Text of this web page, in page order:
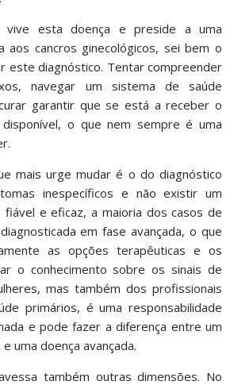
vive esta doença e preside a uma
aos cancros ginecológicos, sei bem o
este diagnóstico. Tentar compreender
navegar um sistema de saúde
garantir que se está a receber o
o que nem sempre é uma
mais urge mudar é o do diagnóstico
inespecíficos e não existir um
e eficaz, a maioria dos casos de
em fase avançada, o que
as opções terapêuticas e os
o conhecimento sobre os sinais de
mas também dos profissionais
primários, é uma responsabilidade
e pode fazer a diferença entre um
uma doença avançada.
também outras dimensões. No